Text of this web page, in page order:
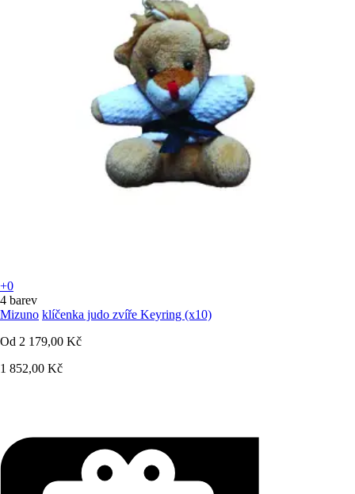
+0
4 barev
Mizuno klíčenka judo zvíře Keyring (x10)
Od 2 179,00 Kč
1 852,00 Kč